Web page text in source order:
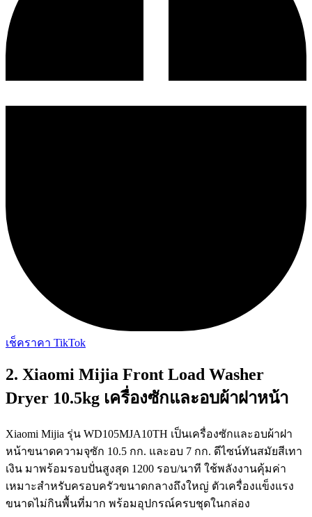
เช็คราคา TikTok
2. Xiaomi Mijia Front Load Washer
Dryer 10.5kg เครื่องซักและอบผ้าฝาหน้า
Xiaomi Mijia รุ่น WD105MJA10TH เป็นเครื่องซักและอบผ้าฝา
หน้าขนาดความจุซัก 10.5 กก. และอบ 7 กก. ดีไซน์ทันสมัยสีเทา
เงิน มาพร้อมรอบปั่นสูงสุด 1200 รอบ/นาที ใช้พลังงานคุ้มค่า
เหมาะสำหรับครอบครัวขนาดกลางถึงใหญ่ ตัวเครื่องแข็งแรง
ขนาดไม่กินพื้นที่มาก พร้อมอุปกรณ์ครบชุดในกล่อง